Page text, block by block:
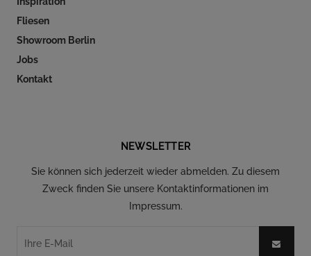
Fliesen
Showroom Berlin
Jobs
Kontakt
NEWSLETTER
Sie können sich jederzeit wieder abmelden. Zu diesem
Zweck finden Sie unsere Kontaktinformationen im
Impressum.